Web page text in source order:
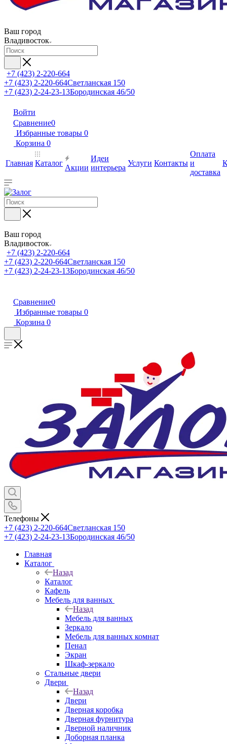
Ваш город
Владивосток
+7 (423) 2-220-664
+7 (423) 2-220-664Светланская 150
+7 (423) 2-24-23-13Бородинская 46/50
Войти
Сравнение0
Избранные товары 0
Корзина 0
Главная Каталог
Акции
Идеи
интерьера
Услуги Контакты
Оплата
и
доставка
Ваш город
Владивосток
+7 (423) 2-220-664
+7 (423) 2-220-664Светланская 150
+7 (423) 2-24-23-13Бородинская 46/50
Сравнение0
Избранные товары 0
Корзина 0
Телефоны
+7 (423) 2-220-664Светланская 150
+7 (423) 2-24-23-13Бородинская 46/50
Главная
Каталог
Назад
Каталог
Кафель
Мебель для ванных
Назад
Мебель для ванных
Зеркало
Мебель для ванных комнат
Пенал
Экран
Шкаф-зеркало
Стальные двери
Двери
Назад
Двери
Дверная коробка
Дверная фурнитура
Дверной наличник
Доборная планка